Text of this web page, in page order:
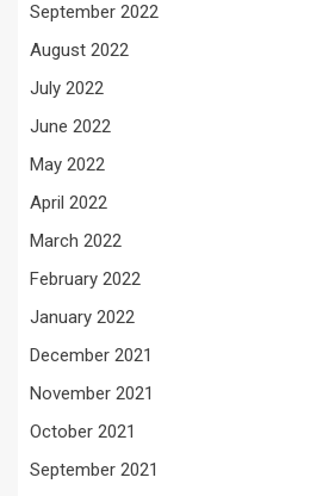
September 2022
August 2022
July 2022
June 2022
May 2022
April 2022
March 2022
February 2022
January 2022
December 2021
November 2021
October 2021
September 2021